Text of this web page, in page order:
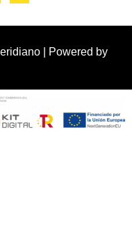
| Powered by